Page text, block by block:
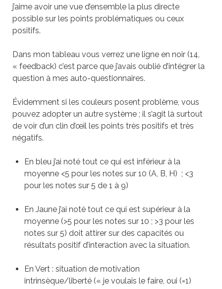
j’aime avoir une vue d’ensemble la plus directe
possible sur les points problématiques ou ceux
positifs.
Dans mon tableau vous verrez une ligne en noir (14,
« feedback) c’est parce que j’avais oublié d’intégrer la
question à mes auto-questionnaires.
Évidemment si les couleurs posent problème, vous
pouvez adopter un autre système ; il s’agit là surtout
de voir d’un clin d’œil les points très positifs et très
négatifs.
En bleu j’ai noté tout ce qui est inférieur à la
moyenne <5 pour les notes sur 10 (A, B, H) ; <3
pour les notes sur 5 de 1 à 9)
En Jaune j’ai noté tout ce qui est supérieur à la
moyenne (>5 pour les notes sur 10 ; >3 pour les
notes sur 5) doit attirer sur des capacités ou
résultats positif d’interaction avec la situation.
En Vert : situation de motivation
intrinsèque/liberté (« je voulais le faire, oui (=1)